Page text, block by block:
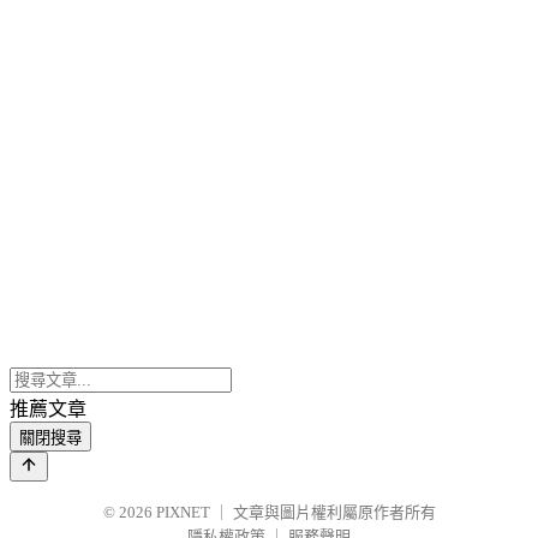
推薦文章
關閉搜尋
© 2026 PIXNET
文章與圖片權利屬原作者所有